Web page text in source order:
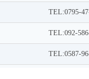
TEL:0795-
TEL:092-
TEL:0587-